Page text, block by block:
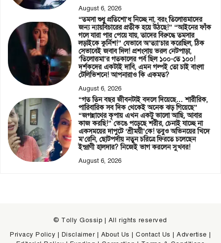
August 6, 2026
“তমসা শুধু প্রতিশো’ধ নিচ্ছে না, বরং তিলোত্তমাদের
জন্য ন্যায়বিচারের প্রতীক হয়ে উঠছে!” “আইনের ফাঁক
গলে যারা পার পেয়ে যায়, তাদের বিরুদ্ধে তমসার
লড়াইকে কুর্নিশ!” যেভাবে অ’ত্যা’চার করেছিল, ঠিক
সেভাবেই জবাব দিল! প্রশংসায় ভরল নেটপাড়া,
‘তিলোত্তমা’র গতকালের পর্ব ছিল ১০০-তে ১০০!
দর্শকদের একটাই দাবি, এমন গল্পই তো চাই বাংলা
টেলিভিশনে! আপনারাও কি একমত?
August 6, 2026
“গত তিন বছর জীবনটাই বদলে দিয়েছে… শারীরিক,
পারিবারিক সব দিক থেকেই অনেক ঝড় গিয়েছে”
“জগন্নাথের কৃপায় এখন একটু ভালো আছি, আবার
কাজ করছি!” ভেঙে পড়েছে শরীর, চেনাই যাচ্ছে না
একসময়ের দাপুটে ‘শ্রীময়ী’কে! তবুও অভিনয়ের খিদে
ম’রেনি, ছোটপর্দায় নতুন চরিত্রে ফিরতে চলেছেন
ইন্দ্রাণী হালদার? নিজেই ভাগ করলেন সুখবর!
August 6, 2026
© Tolly Gossip | All rights reserved
Privacy Policy | Disclaimer| About Us |Contact Us |Advertise |